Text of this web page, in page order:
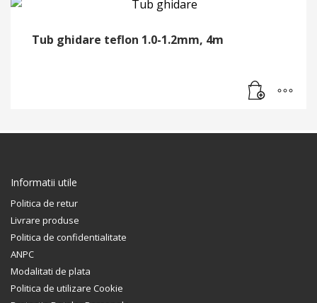
Tub ghidare teflon 1.0-1.2mm, 4m
Informatii utile
Politica de retur
Livrare produse
Politica de confidentialitate
ANPC
Modalitati de plata
Politica de utilizare Cookie